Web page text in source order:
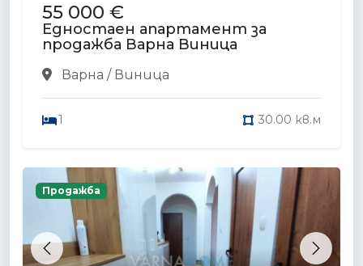
55 000 €
Едностаен апартамент за
продажба Варна Виница
Варна / Виница
1 30.00 кв.м
Previous Next
Продажба